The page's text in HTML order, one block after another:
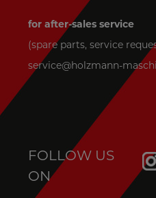
for after-sales service
(spare parts, service
service@holzmann-
FOLLOW US
ON